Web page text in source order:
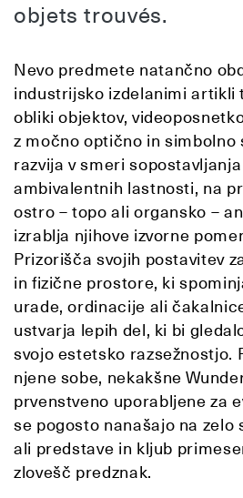
objets trouvés.
Nevo predmete natančno
industrijsko izdelanimi artikli
obliki objektov,
z močno optično in
razvija v smeri
ambivalentnih lastnosti, na
ostro – topo ali organsko –
izrablja njihove izvorne
Prizorišča svojih postavitev
in fizične prostore, ki
urade, ordinacije ali
ustvarja lepih del, ki bi
svojo estetsko razsežnostjo.
njene sobe, nekakšne
prvenstveno uporabljene za
se pogosto nanašajo na zelo
ali predstave in kljub
zlovešč predznak.